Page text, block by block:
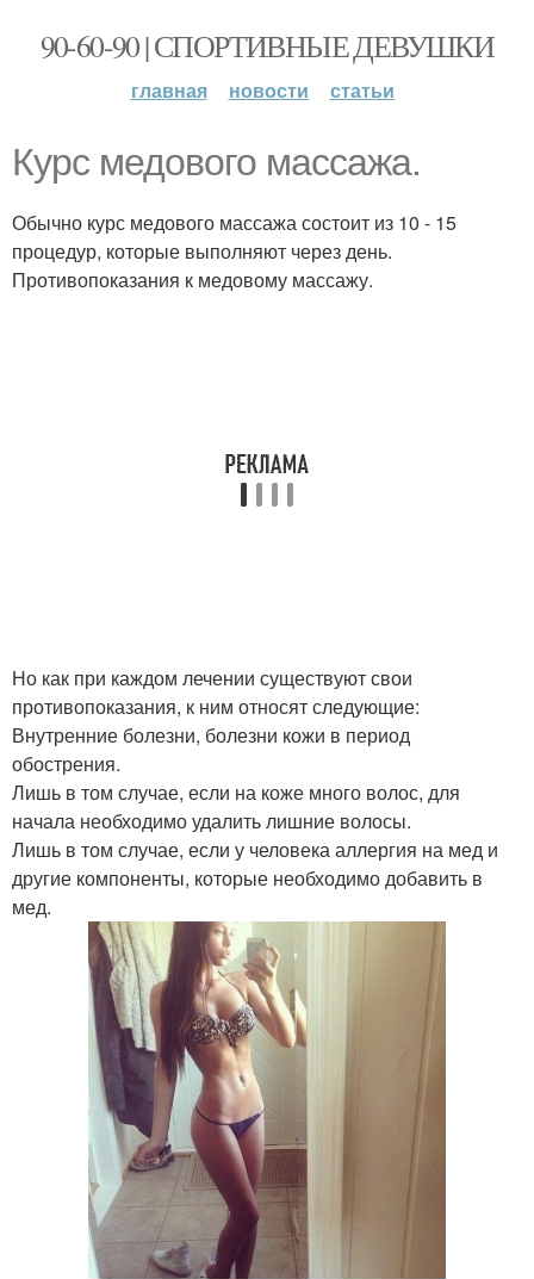
90-60-90 | СПОРТИВНЫЕ ДЕВУШКИ
главная новости статьи
Курс медового массажа.
Обычно курс медового массажа состоит из 10 - 15
процедур, которые выполняют через день.
Противопоказания к медовому массажу.
Но как при каждом лечении существуют свои
противопоказания, к ним относят следующие:
Внутренние болезни, болезни кожи в период
обострения.
Лишь в том случае, если на коже много волос, для
начала необходимо удалить лишние волосы.
Лишь в том случае, если у человека аллергия на мед и
другие компоненты, которые необходимо добавить в
мед.